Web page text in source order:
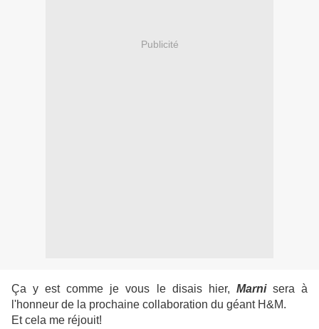
Publicité
Ça y est comme je vous le disais hier, Marnisera à
l'honneur de la prochaine collaboration du géant H&M.
Et cela me réjouit!